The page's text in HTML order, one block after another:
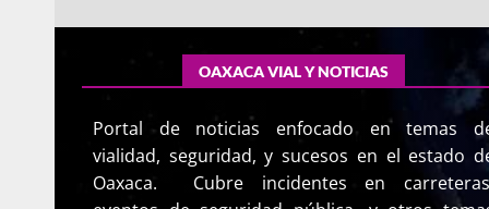
OAXACA VIAL Y NOTICIAS
Portal de noticias enfocado en temas
vialidad, seguridad, y sucesos en el estado
Oaxaca. Cubre incidentes en